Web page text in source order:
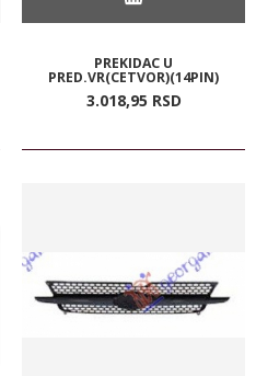
PREKIDAC U
PRED.VR(CETVOR)(14PIN)
3.018,95 RSD